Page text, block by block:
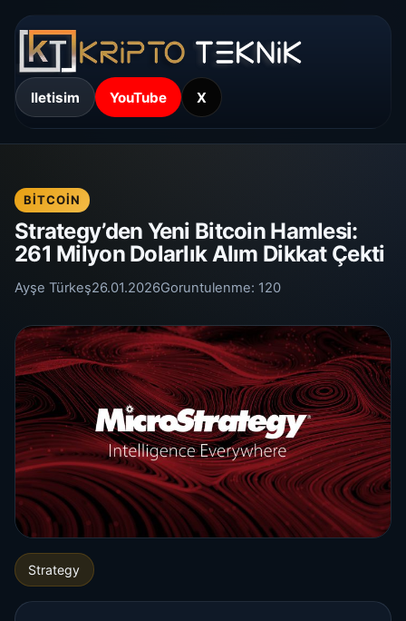
Iletisim YouTube X
BITCOIN
Strategy’den Yeni Bitcoin Hamlesi:
261 Milyon Dolarlık Alım Dikkat Çekti
Ayşe Türkeş26.01.2026Goruntulenme: 120
Strategy